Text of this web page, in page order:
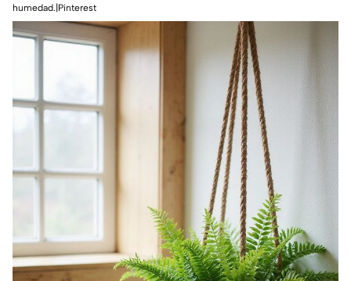
humedad.|Pinterest